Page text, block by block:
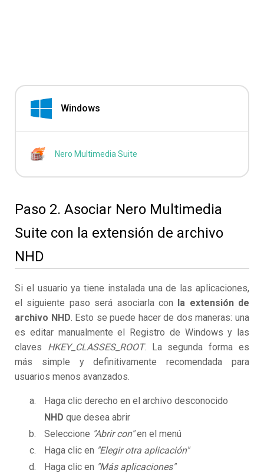
Windows
Nero Multimedia Suite
Paso 2. Asociar Nero Multimedia
Suite con la extensión de archivo
NHD
Si el usuario ya tiene instalada una de las aplicaciones,
el siguiente paso será asociarla con la extensión de
archivo NHD. Esto se puede hacer de dos maneras: una
es editar manualmente el Registro de Windows y las
claves HKEY_CLASSES_ROOT. La segunda forma es
más simple y definitivamente recomendada para
usuarios menos avanzados.
Haga clic derecho en el archivo desconocido
NHD que desea abrir
Seleccione "Abrir con"en el menú
Haga clic en "Elegir otra aplicación"
Haga clic en "Más aplicaciones"